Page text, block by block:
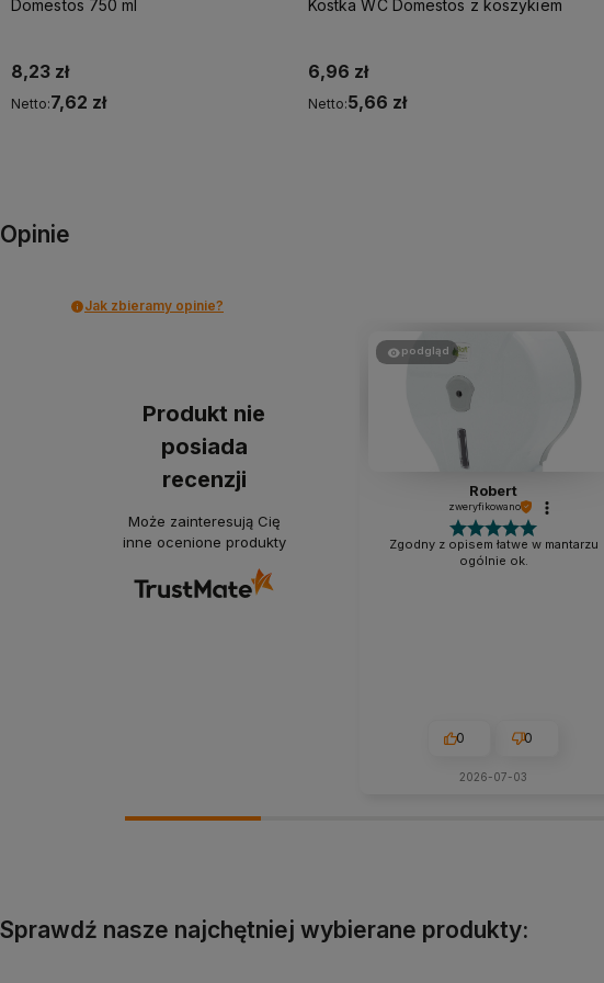
Domestos 750 ml
8,23 zł
Netto:7,62 zł
Kostka WC Domestos z koszykiem
6,96 zł
Netto:5,66 zł
Opinie
Jak zbieramy opinie?
Produkt nie
posiada
recenzji
Może zainteresują Cię
inne ocenione produkty
podgląd
Robert
zweryfikowano
Zgodny z opisem łatwe w mantarzu
ogólnie ok.
0 0
2026-07-03
Sprawdź nasze najchętniej wybierane produkty: